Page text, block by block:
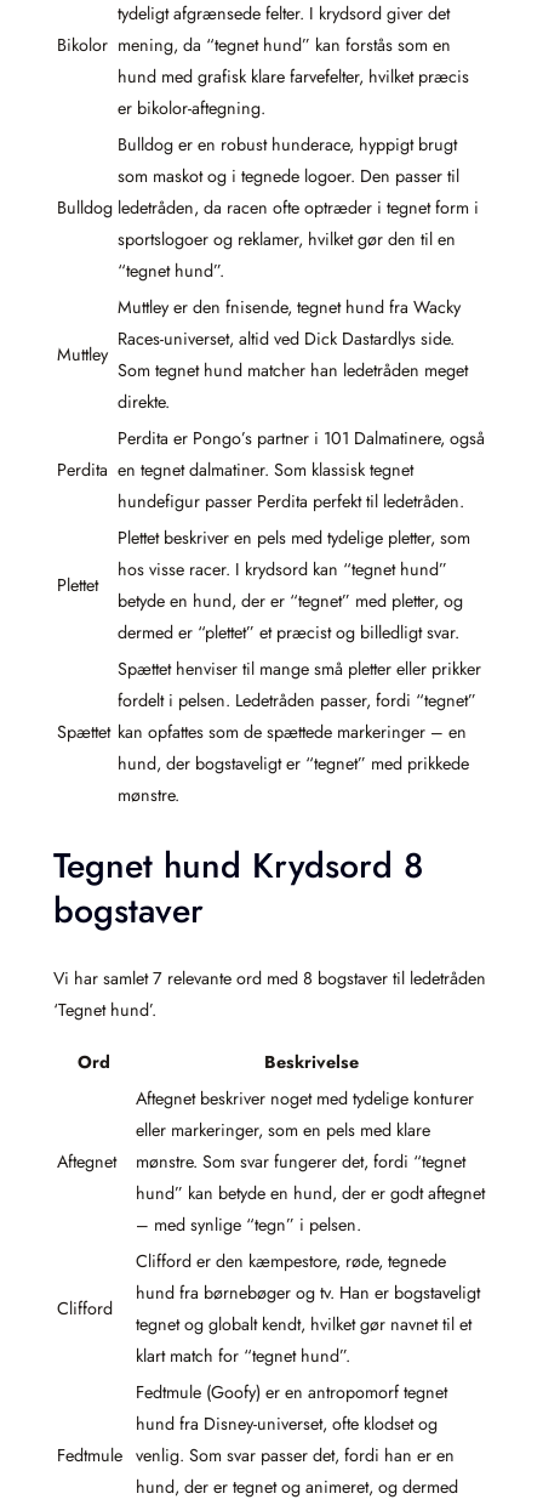
Bikolor
tydeligt afgrænsede felter. I krydsord giver det
mening, da “tegnet hund” kan forstås som en
hund med grafisk klare farvefelter, hvilket præcis
er bikolor-aftegning.
Bulldog
Bulldog er en robust hunderace, hyppigt brugt
som maskot og i tegnede logoer. Den passer til
ledetråden, da racen ofte optræder i tegnet form i
sportslogoer og reklamer, hvilket gør den til en
“tegnet hund”.
Muttley
Muttley er den fnisende, tegnet hund fra Wacky
Races-universet, altid ved Dick Dastardlys side.
Som tegnet hund matcher han ledetråden meget
direkte.
Perdita
Perdita er Pongo’s partner i 101 Dalmatinere, også
en tegnet dalmatiner. Som klassisk tegnet
hundefigur passer Perdita perfekt til ledetråden.
Plettet
Plettet beskriver en pels med tydelige pletter, som
hos visse racer. I krydsord kan “tegnet hund”
betyde en hund, der er “tegnet” med pletter, og
dermed er “plettet” et præcist og billedligt svar.
Spættet
Spættet henviser til mange små pletter eller prikker
fordelt i pelsen. Ledetråden passer, fordi “tegnet”
kan opfattes som de spættede markeringer – en
hund, der bogstaveligt er “tegnet” med prikkede
mønstre.
Tegnet hund Krydsord 8
bogstaver
Vi har samlet 7 relevante ord med 8 bogstaver til ledetråden
‘Tegnet hund’.
Ord Beskrivelse
Aftegnet
Aftegnet beskriver noget med tydelige konturer
eller markeringer, som en pels med klare
mønstre. Som svar fungerer det, fordi “tegnet
hund” kan betyde en hund, der er godt aftegnet
– med synlige “tegn” i pelsen.
Clifford
Clifford er den kæmpestore, røde, tegnede
hund fra børnebøger og tv. Han er bogstaveligt
tegnet og globalt kendt, hvilket gør navnet til et
klart match for “tegnet hund”.
Fedtmule
Fedtmule (Goofy) er en antropomorf tegnet
hund fra Disney-universet, ofte klodset og
venlig. Som svar passer det, fordi han er en
hund, der er tegnet og animeret, og dermed